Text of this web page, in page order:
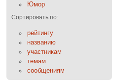
Юмор
Сортировать по:
рейтингу
названию
участникам
темам
сообщениям